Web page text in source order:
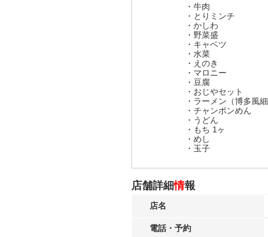
・牛肉
・とりミンチ
・かしわ
・野菜盛
・キャベ
・水菜
・えのき
・マロニ
・豆腐
・おじやセッ
・ラーメン（博多風
・チャンポン
・うどん
・もち 1
・めし
・玉子
店舗詳細情報
店名
電話・予約